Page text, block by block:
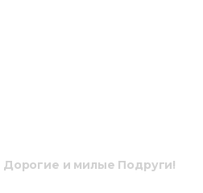
Дорогие и милые Подруги!